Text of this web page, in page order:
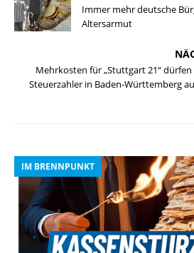
Immer mehr deutsche
Altersarmut
Mehrkosten für „Stuttgart 21“
Steuerzahler in Baden-Württemberg
IM BRENNPUNKT
Es folgt eine Liste der Service-
Essenziell
Externe Medien
Speichern
Cookie-Details